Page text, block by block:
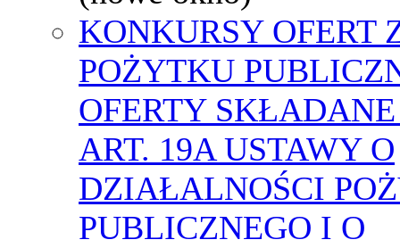
KONKURSY OFERT
POŻYTKU
OFERTY
ART. 19A USTAWY O
DZIAŁALNOŚCI
PUBLICZNEGO I O